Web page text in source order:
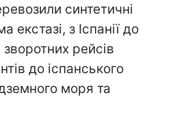
синтетичні
екстазі, з Іспанії до
рейсів
до іспанського
моря та